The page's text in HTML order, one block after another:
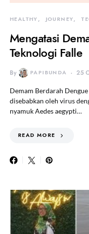
HEALTHY JOURNEY
Mengatasi
Teknologi Falle
By PAPIBUNDA 25
Demam Berdarah
disebabkan oleh virus
nyamuk Aedes aegypti…
READ MORE